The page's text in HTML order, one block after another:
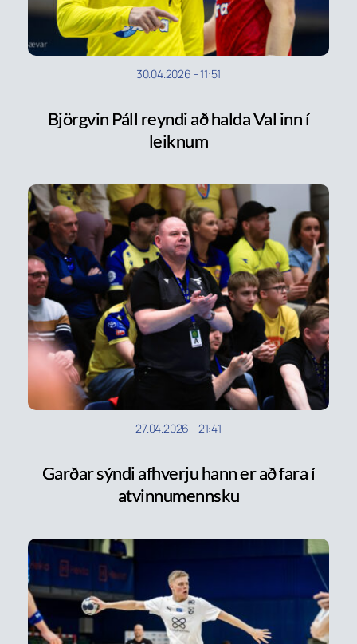
30.04.2026 -11:51
Björgvin Páll reyndi að halda Val inn í
leiknum
27.04.2026 - 21:41
Garðar sýndi afhverju hann er að fara í
atvinnumennsku